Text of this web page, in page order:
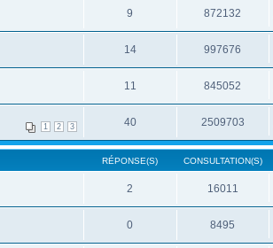
9 872132
14 997676
11 845052
1 2 3 40 2509703
RÉPONSE(S) CONSULTATION(S)
2 16011
0 8495